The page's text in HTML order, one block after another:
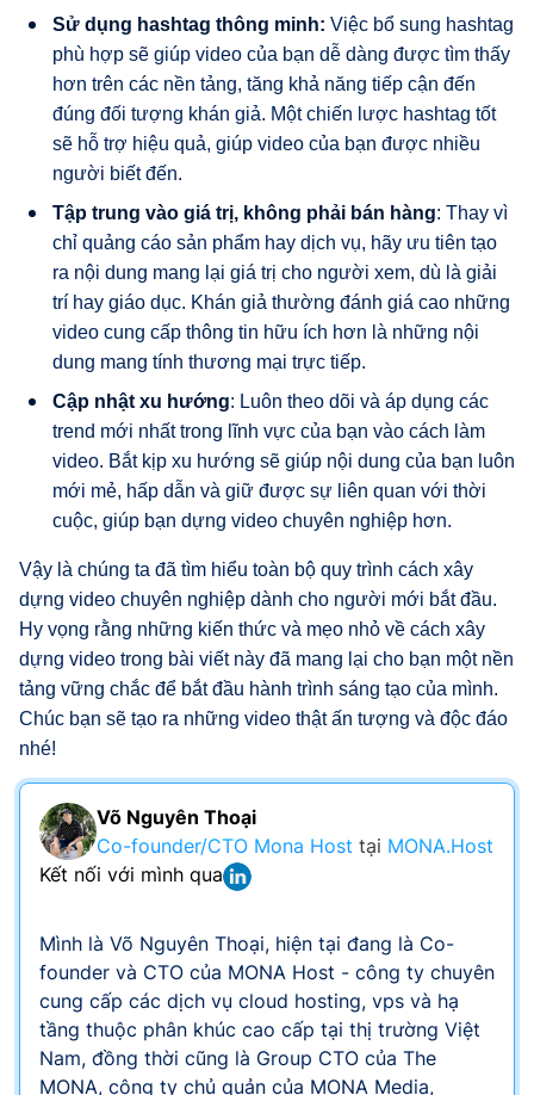
Sử dụng hashtag thông minh: Việc bổ sung hashtag
phù hợp sẽ giúp video của bạn dễ dàng được tìm thấy
hơn trên các nền tảng, tăng khả năng tiếp cận đến
đúng đối tượng khán giả. Một chiến lược hashtag tốt
sẽ hỗ trợ hiệu quả, giúp video của bạn được nhiều
người biết đến.
Tập trung vào giá trị, không phải bán hàng: Thay vì
chỉ quảng cáo sản phẩm hay dịch vụ, hãy ưu tiên tạo
ra nội dung mang lại giá trị cho người xem, dù là giải
trí hay giáo dục. Khán giả thường đánh giá cao những
video cung cấp thông tin hữu ích hơn là những nội
dung mang tính thương mại trực tiếp.
Cập nhật xu hướng: Luôn theo dõi và áp dụng các
trend mới nhất trong lĩnh vực của bạn vào cách làm
video. Bắt kịp xu hướng sẽ giúp nội dung của bạn luôn
mới mẻ, hấp dẫn và giữ được sự liên quan với thời
cuộc, giúp bạn dựng video chuyên nghiệp hơn.
Vậy là chúng ta đã tìm hiểu toàn bộ quy trình cách xây
dựng video chuyên nghiệp dành cho người mới bắt đầu.
Hy vọng rằng những kiến thức và mẹo nhỏ về cách xây
dựng video trong bài viết này đã mang lại cho bạn một nền
tảng vững chắc để bắt đầu hành trình sáng tạo của mình.
Chúc bạn sẽ tạo ra những video thật ấn tượng và độc đáo
nhé!
Võ Nguyên Thoại
Co-founder/CTO Mona Host tại MONA.Host
Kết nối với mình qua
Mình là Võ Nguyên Thoại, hiện tại đang là Co-
founder và CTO của MONA Host - công ty chuyên
cung cấp các dịch vụ cloud hosting, vps và hạ
tầng thuộc phân khúc cao cấp tại thị trường Việt
Nam, đồng thời cũng là Group CTO của The
MONA, công ty chủ quản của MONA Media,